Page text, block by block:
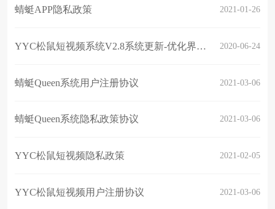
蜻蜓APP隐私政策 2021-01-26
YYC松鼠短视频系统V2.8系统更新-优化界面，增加点赞修改，赛邮云国际版以及码支付 2020-06-24
蜻蜓Queen系统用户注册协议 2021-03-06
蜻蜓Queen系统隐私政策协议 2021-03-06
YYC松鼠短视频隐私政策 2021-02-05
YYC松鼠短视频用户注册协议 2021-03-06